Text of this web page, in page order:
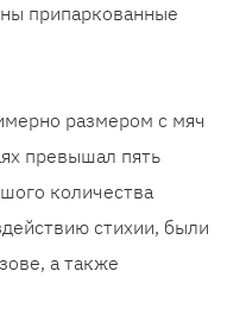
припаркованные
размером с мяч
превышал пять
количества
стихии, были
а также